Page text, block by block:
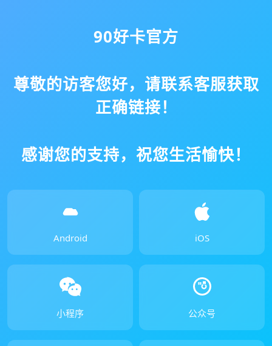
90好卡官方
尊敬的访客您好，请联系客服获取
正确链接！
感谢您的支持，祝您生活愉快！
Android iOS
小程序 公众号